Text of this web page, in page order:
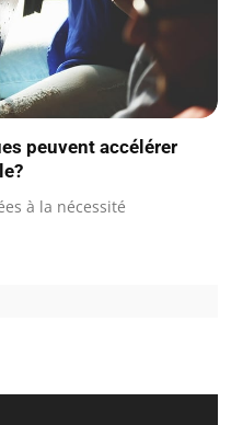
peuvent accélérer
à la nécessité